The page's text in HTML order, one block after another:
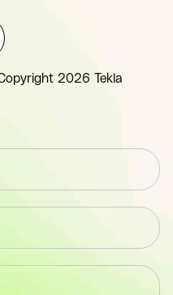
2026 Tekla